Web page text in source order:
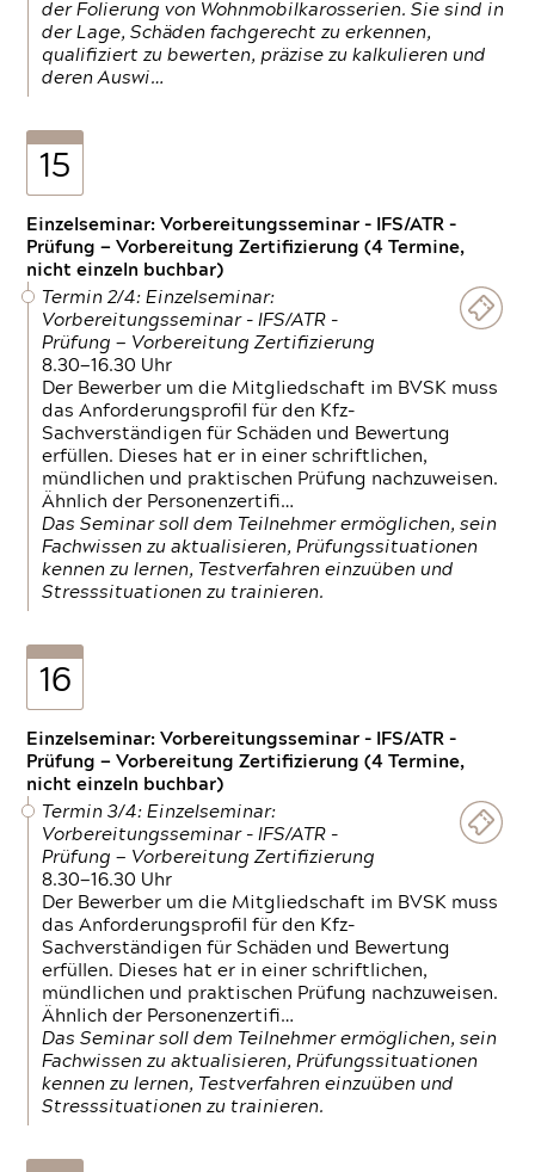
der Folierung von Wohnmobilkarosserien. Sie sind in
der Lage, Schäden fachgerecht zu erkennen,
qualifiziert zu bewerten, präzise zu kalkulieren und
deren Auswi…
15
Einzelseminar: Vorbereitungsseminar - IFS/ATR -
Prüfung — Vorbereitung Zertifizierung (4 Termine,
nicht einzeln buchbar)
Termin 2/4: Einzelseminar:
Vorbereitungsseminar - IFS/ATR -
Prüfung — Vorbereitung Zertifizierung
8.30—16.30 Uhr
Der Bewerber um die Mitgliedschaft im BVSK muss
das Anforderungsprofil für den Kfz-
Sachverständigen für Schäden und Bewertung
erfüllen. Dieses hat er in einer schriftlichen,
mündlichen und praktischen Prüfung nachzuweisen.
Ähnlich der Personenzertifi…
Das Seminar soll dem Teilnehmer ermöglichen, sein
Fachwissen zu aktualisieren, Prüfungssituationen
kennen zu lernen, Testverfahren einzuüben und
Stresssituationen zu trainieren.
16
Einzelseminar: Vorbereitungsseminar - IFS/ATR -
Prüfung — Vorbereitung Zertifizierung (4 Termine,
nicht einzeln buchbar)
Termin 3/4: Einzelseminar:
Vorbereitungsseminar - IFS/ATR -
Prüfung — Vorbereitung Zertifizierung
8.30—16.30 Uhr
Der Bewerber um die Mitgliedschaft im BVSK muss
das Anforderungsprofil für den Kfz-
Sachverständigen für Schäden und Bewertung
erfüllen. Dieses hat er in einer schriftlichen,
mündlichen und praktischen Prüfung nachzuweisen.
Ähnlich der Personenzertifi…
Das Seminar soll dem Teilnehmer ermöglichen, sein
Fachwissen zu aktualisieren, Prüfungssituationen
kennen zu lernen, Testverfahren einzuüben und
Stresssituationen zu trainieren.